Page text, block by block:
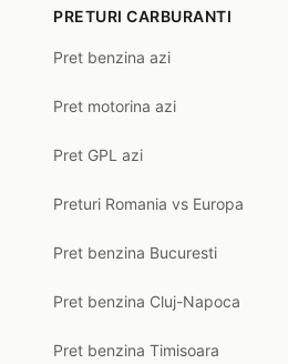
PRETURI CARBURANTI
Pret benzina azi
Pret motorina azi
Pret GPL azi
Preturi Romania vs Europa
Pret benzina Bucuresti
Pret benzina Cluj-Napoca
Pret benzina Timisoara